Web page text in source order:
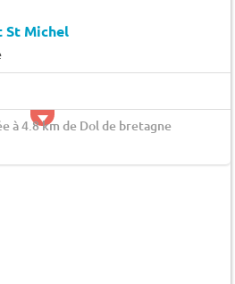
St Michel
à 4.8 km de Dol de bretagne